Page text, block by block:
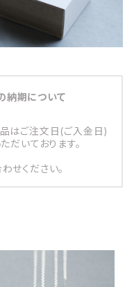
納期について
はご注文日(ご入金日)
だいております。
せください。